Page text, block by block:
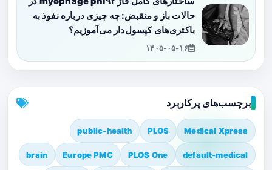
حالات باز و منقبض: چه چیزی درباره نفوذ به
باکتری‌های کپسول‌دار می‌آموزیم؟
۱۴۰۵-۰۵-۱۶
برچسب‌های پرکاربرد
Medical Xpress
PLOS
public-health
default-medical
PLOS One
Europe PMC
brain